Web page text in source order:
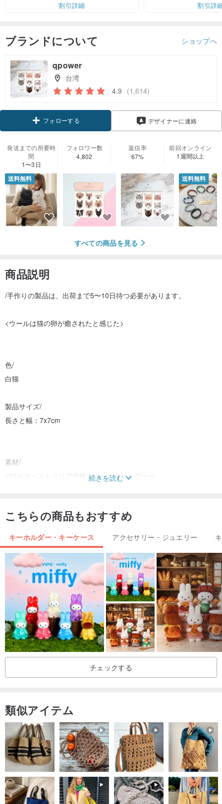
割引詳細
割引詳
ブランドについて ショップへ
qpower
台湾
4.9 (1,614)
フォローする デザイナーに連絡
発送までの所要時
間
1〜3日
フォロワー数
4,802
返信率
67%
前回オンライン
1週間以上
送料無料 送料無料
すべての商品を見る
商品説明
/手作りの製品は、出荷まで5〜10日待つ必要があります。
<ウールは猫の卵が癒されたと感じた>
色/
白猫
製品サイズ/
長さと幅：7x7cm
素材/
100％オーストラリア産輸入ウールウールウール
[ウールを選ぶ理由]
自然への負担を軽減できます。
優れた外観保持特性と自然な防汚能力を備えており、ほこりや汚れ
は付着しにくく、耐久性があり、通常の素材よりも環境に優しい。
産地/製造方法
起源台湾手作り
産地/製造方法
起源台湾手作り
続きを読む
こちらの商品もおすすめ
キーホルダー・キーケース アクセサリー・ジュエリー
チェックする
類似アイテム